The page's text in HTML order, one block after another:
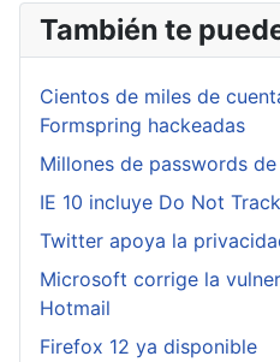
También te
Cientos de miles de
Formspring hackeadas
Millones de passwords
IE 10 incluye Do Not
Twitter apoya la
Microsoft corrige la
Hotmail
Firefox 12 ya disponible